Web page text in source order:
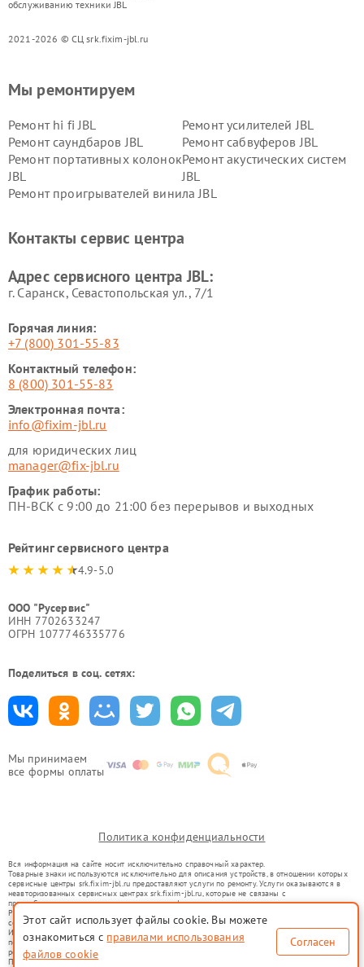
обслуживанию техники JBL
2021-2026 © СЦ srk.fixim-jbl.ru
Мы принимаем
все формы оплаты
Мы ремонтируем
Ремонт hi fi JBL
Ремонт усилителей JBL
Ремонт саундбаров JBL
Ремонт сабвуферов JBL
Ремонт портативных колонок
JBL
Ремонт акустических систем
JBL
Ремонт проигрывателей винила JBL
Контакты сервис центра
Адрес сервисного центра JBL:
г. Саранск, Севастопольская ул., 7/1
Горячая линия:
+7 (800) 301-55-83
Контактный телефон:
8 (800) 301-55-83
Электронная почта:
info@fixim-jbl.ru
для юридических лиц
manager@fix-jbl.ru
График работы:
ПН-ВСК с 9:00 до 21:00 без перерывов и выходных
Рейтинг сервисного центра
4.9-5.0
ООО "Русервис"
ИНН 7702633247
ОГРН 1077746335776
Поделиться в соц. сетях:
Политика конфиденциальности
Вся информация на сайте носит исключительно справочный характер.
Товарные знаки используются исключительно для описания устройств, в отношении которых
сервисные центры srk.fixim-jbl.ru предоставляют услуги по ремонту. Услуги оказываются в
неавторизованных сервисных центрах srk.fixim-jbl.ru, которые не связаны с
правообладателями товарных знаков или их официальными представителями.
Ремонт осуществляется для устройств, уже введенных в гражданский оборот в соответствии
со статьей 1487 ГК РФ.
Использование товарных знаков не преследует цели индивидуализации услуг или введения
потребителей в заблуждение, а служит для информирования о предоставляемых услугах по
ремонту техники указанных брендов.
Представленная на сайте информация не является публичной офертой, определяемой
Этот сайт использует файлы cookie. Вы можете
ознакомиться с правилами использования
файлов cookie
Согласен